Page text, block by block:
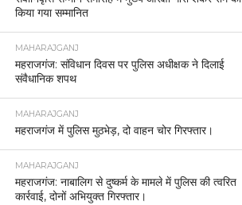
किया गया सम्मानित
MAHARAJGANJ
महराजगंज: संविधान दिवस पर पुलिस अधीक्षक ने दिलाई
संवैधानिक शपथ
MAHARAJGANJ
महराजगंज में पुलिस मुठभेड़, दो वाहन चोर गिरफ्तार।
MAHARAJGANJ
महराजगंज: नाबालिग से दुष्कर्म के मामले में पुलिस की त्वरित
कार्रवाई, दोनों अभियुक्त गिरफ्तार।